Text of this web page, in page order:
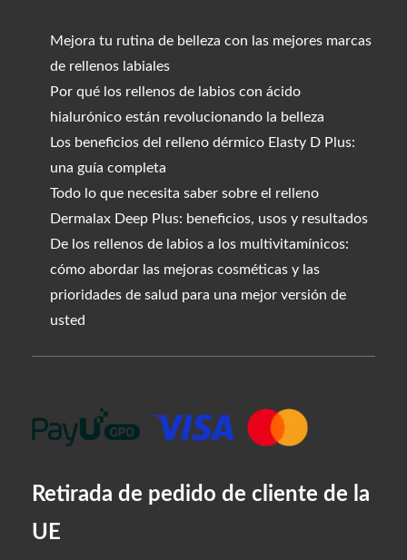
Mejora tu rutina de belleza con las mejores marcas
de rellenos labiales
Por qué los rellenos de labios con ácido
hialurónico están revolucionando la belleza
Los beneficios del relleno dérmico Elasty D Plus:
una guía completa
Todo lo que necesita saber sobre el relleno
Dermalax Deep Plus: beneficios, usos y resultados
De los rellenos de labios a los multivitamínicos:
cómo abordar las mejoras cosméticas y las
prioridades de salud para una mejor versión de
usted
Retirada de pedido de cliente de la
UE